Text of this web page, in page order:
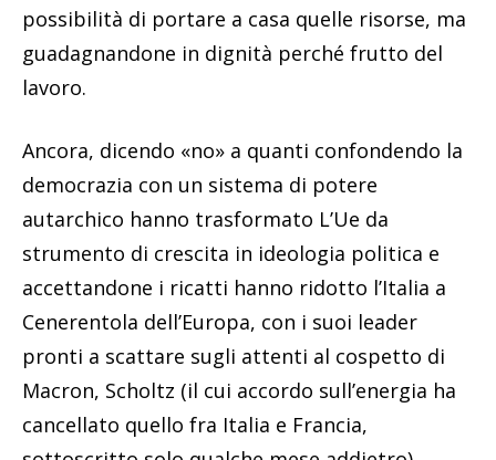
possibilità di portare a casa quelle risorse, ma
guadagnandone in dignità perché frutto del
lavoro.
Ancora, dicendo «no» a quanti confondendo la
democrazia con un sistema di potere
autarchico hanno trasformato L’Ue da
strumento di crescita in ideologia politica e
accettandone i ricatti hanno ridotto l’Italia a
Cenerentola dell’Europa, con i suoi leader
pronti a scattare sugli attenti al cospetto di
Macron, Scholtz (il cui accordo sull’energia ha
cancellato quello fra Italia e Francia,